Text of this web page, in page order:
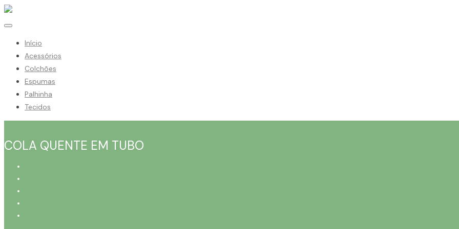
Início
Acessórios
Colchões
Espumas
Palhinha
Tecidos
COLA QUENTE EM TUBO